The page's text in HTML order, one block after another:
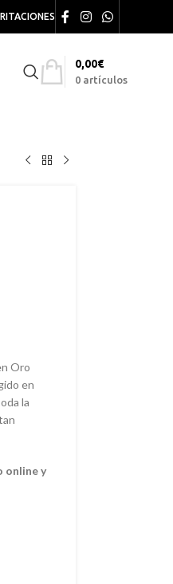
0 artículos
0,00€
Oro
en
la
online y